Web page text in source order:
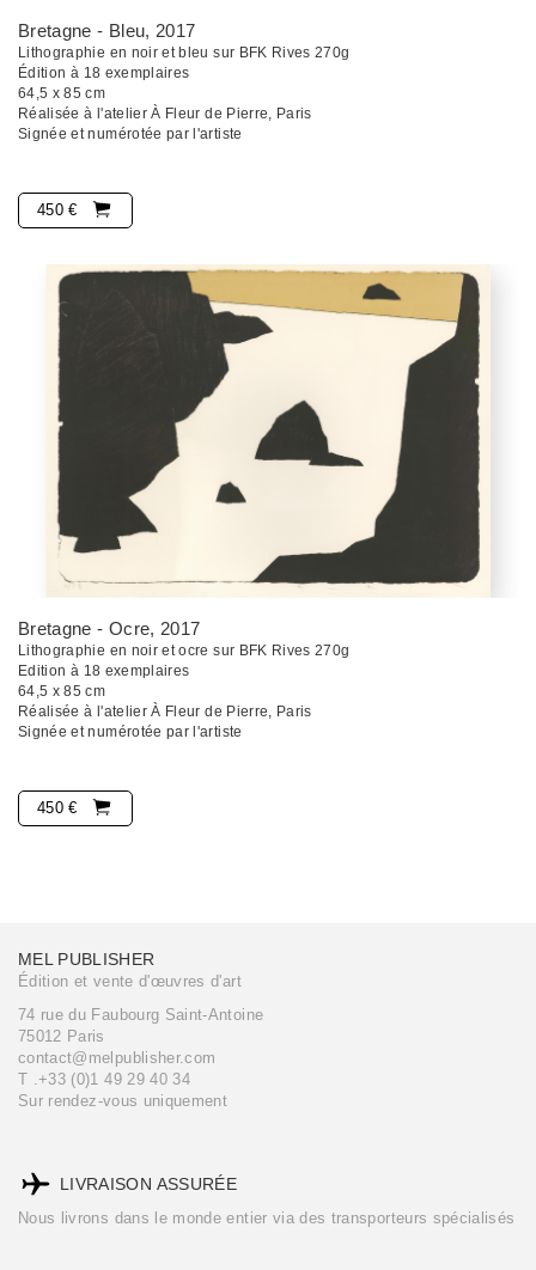
Bretagne - Bleu, 2017
Lithographie en noir et bleu sur BFK Rives 270g
Édition à 18 exemplaires
64,5 x 85 cm
Réalisée à l'atelier À Fleur de Pierre, Paris
Signée et numérotée par l'artiste
450 €
Bretagne - Ocre, 2017
Lithographie en noir et ocre sur BFK Rives 270g
Edition à 18 exemplaires
64,5 x 85 cm
Réalisée à l'atelier À Fleur de Pierre, Paris
Signée et numérotée par l'artiste
450 €
MEL PUBLISHER
Édition et vente d'œuvres d'art
74 rue du Faubourg Saint-Antoine
75012 Paris
contact@melpublisher.com
T .+33 (0)1 49 29 40 34
Sur rendez-vous uniquement
LIVRAISON ASSURÉE
Nous livrons dans le monde entier via des transporteurs spécialisés